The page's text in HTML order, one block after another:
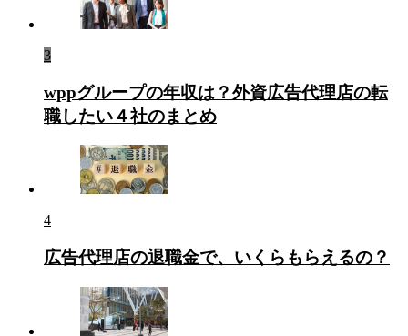
3
wppグループの年収は？外資広告代理店の転
職したい４社のまとめ
4
広告代理店の退職金で、いくらもらえるの？